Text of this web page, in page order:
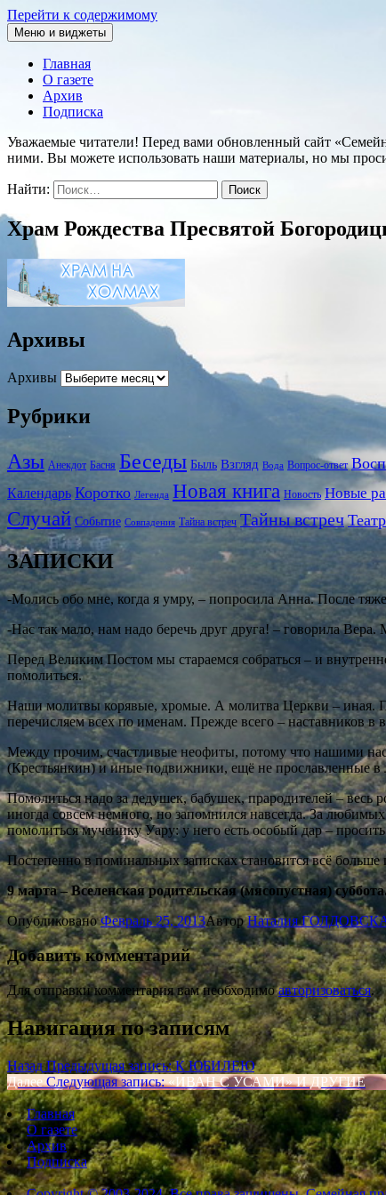
Перейти к содержимому
Семейная православная газета
Меню и виджеты
Главная
О газете
Архив
Подписка
Уважаемые читатели! Перед вами обновленный сайт
ними. Вы можете использовать наши материалы, но мы
Найти:
Храм Рождества Пресвятой
Архивы
Архивы
Рубрики
Азы Анекдот Басня Беседы Быль Взгляд Вода Вопрос-ответ
Календарь Коротко Легенда Новая книга Новость Новые
Случай Событие Совпадения Тайна встреч Тайны встреч Театр
ЗАПИСКИ
-Молись обо мне, когда я умру, – попросила Анна. После
-Нас так мало, нам надо беречь друг друга! – говорила
Перед Великим Постом мы стараемся собраться – и
помолиться.
Наши молитвы корявые, хромые. А молитва Церкви – иная.
перечисляем всех по именам. Прежде всего – наставников
Между прочим, счастливые неофиты, потому что нашими
(Крестьянкин) и иные подвижники, ещё не прославленные в
Помолиться надо за дедушек, бабушек, прародителей –
иногда совсем немного, но запомнился навсегда. За
помолиться мученику Уару: у него есть особый дар –
Постепенно в поминальных записках становится всё
9 марта – Вселенская родительская (мясопустная)
ОпубликованоФевраль 25, 2013АвторНаталия
Добавить комментарий
Для отправки комментария вам необходимоавторизоваться.
Навигация по записям
Назад Предыдущая запись: К ЮБИЛЕЮ
Далее Следующая запись: «ИВАН С УСАМИ» И ДРУГИЕ
Главная
О газете
Архив
Подписка